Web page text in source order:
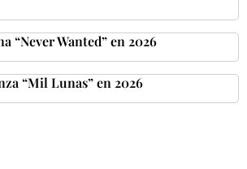
“Never Wanted” en 2026
“Mil Lunas” en 2026